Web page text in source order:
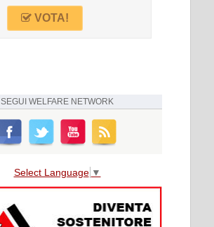
VOTA!
SEGUI WELFARE NETWORK
Select Language ▼